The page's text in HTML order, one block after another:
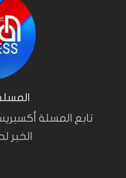
تابع المسلة